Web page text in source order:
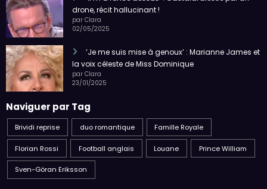
drone, récit hallucinant !
par Clara
02/05/2025
‘Je me suis mise à genoux’ : Marianne James et
la voix céleste de Miss Dominique
par Clara
23/01/2025
Naviguer par Tag
Brividi reprise duo romantique Famille Royale
Florian Rossi Football anglais Louane Prince William
Sven-Göran Eriksson